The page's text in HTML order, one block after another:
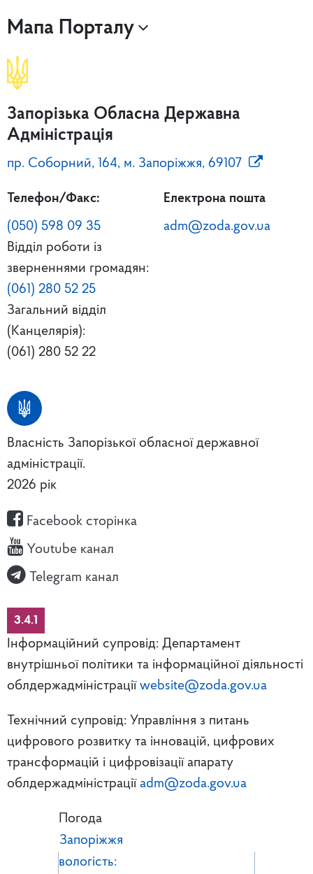
Мапа Порталу
Запорізька Обласна Державна
Адміністрація
пр. Соборний, 164, м. Запоріжжя, 69107
Телефон/Факс:
(050) 598 09 35
Відділ роботи із
зверненнями громадян:
(061) 280 52 25
Загальний відділ
(Канцелярія):
(061) 280 52 22
Електрона пошта
adm@zoda.gov.ua
Власність Запорізької обласної державної
адміністрації.
2026 рік
Facebook сторінка
Youtube канал
Telegram канал
3.4.1
Інформаційний супровід: Департамент
внутрішньої політики та інформаційної діяльності
облдержадміністрації website@zoda.gov.ua
Технічний супровід: Управління з питань
цифрового розвитку та інновацій, цифрових
трансформацій і цифровізації апарату
облдержадміністрації adm@zoda.gov.ua
Погода
Запоріжжя
вологість: